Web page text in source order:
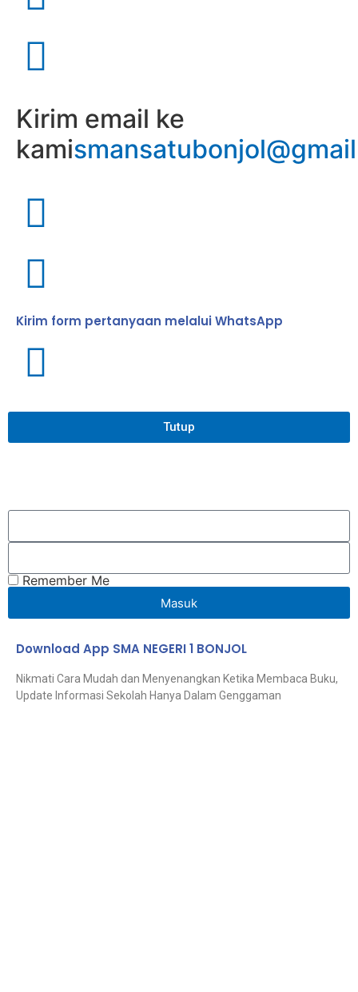
Kirim email ke
kami
Kirim form pertanyaan melalui WhatsApp
Tutup
Remember Me
Masuk
Download App SMA NEGERI 1 BONJOL
Nikmati Cara Mudah dan Menyenangkan Ketika Membaca Buku,
Update Informasi Sekolah Hanya Dalam Genggaman